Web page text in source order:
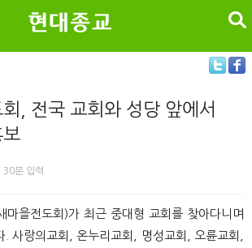
검색
, 전국 교회와 성당 앞에서
보
분 입력
마을전도회)가 최근 중대형 교회를 찾아다니며
. 사랑의교회, 온누리교회, 명성교회, 오륜교회,